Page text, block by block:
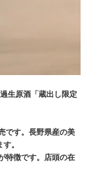
生原酒「蔵出し限定
です。長野県産の美
。
特徴です。店頭の在